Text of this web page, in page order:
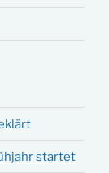
startet